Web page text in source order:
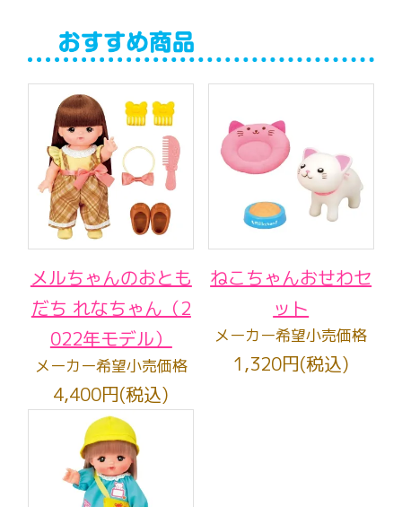
メルちゃんのおとも
だち れなちゃん（2
022年モデル）
メーカー希望小売価格
4,400円(税込)
ねこちゃんおせわセ
ット
メーカー希望小売価格
1,320円(税込)